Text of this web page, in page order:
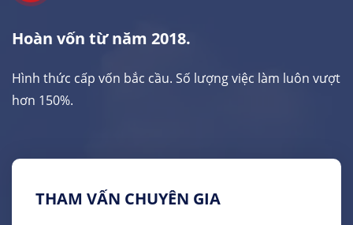
THAM VẤN CHUYÊN GIA
Hoàn vốn từ năm 2018.
Hình thức cấp vốn bắc cầu. Số lượng việc làm luôn vượt
hơn 150%.